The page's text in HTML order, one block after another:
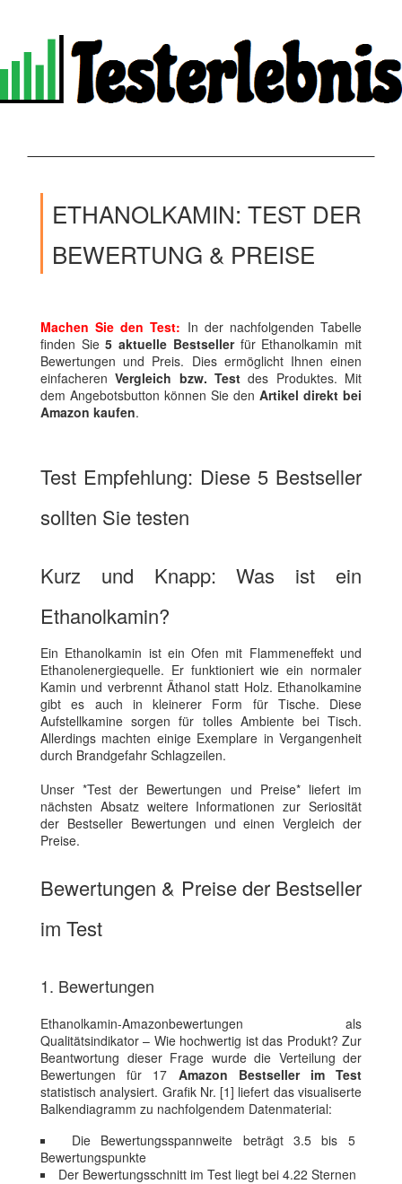
ETHANOLKAMIN: TEST DER
BEWERTUNG & PREISE
Machen Sie den Test: In der nachfolgenden Tabelle
finden Sie5 aktuelle Bestsellerfür Ethanolkamin mit
Bewertungen und Preis. Dies ermöglicht Ihnen einen
einfacherenVergleich bzw. Test des Produktes. Mit
dem Angebotsbutton können Sie den Artikel direkt bei
Amazon kaufen.
Test Empfehlung: Diese 5 Bestseller
sollten Sie testen
Kurz und Knapp: Was ist ein
Ethanolkamin?
Ein Ethanolkamin ist ein Ofen mit Flammeneffekt und
Ethanolenergiequelle. Er funktioniert wie ein normaler
Kamin und verbrennt Äthanol statt Holz. Ethanolkamine
gibt es auch in kleinerer Form für Tische. Diese
Aufstellkamine sorgen für tolles Ambiente bei Tisch.
Allerdings machten einige Exemplare in Vergangenheit
durch Brandgefahr Schlagzeilen.
Unser *Test der Bewertungen und Preise* liefert im
nächsten Absatz weitere Informationen zur Seriosität
der Bestseller Bewertungen und einen Vergleich der
Preise.
Bewertungen & Preise der Bestseller
im Test
1. Bewertungen
Ethanolkamin-Amazonbewertungen als
Qualitätsindikator – Wie hochwertig ist das Produkt? Zur
Beantwortung dieser Frage wurde die Verteilung der
Bewertungen für 17 Amazon Bestseller im Test
statistisch analysiert. Grafik Nr. [1] liefert das visualiserte
Balkendiagramm zu nachfolgendem Datenmaterial:
Die Bewertungsspannweite beträgt 3.5 bis 5
Bewertungspunkte
Der Bewertungsschnitt im Test liegt bei 4.22 Sternen